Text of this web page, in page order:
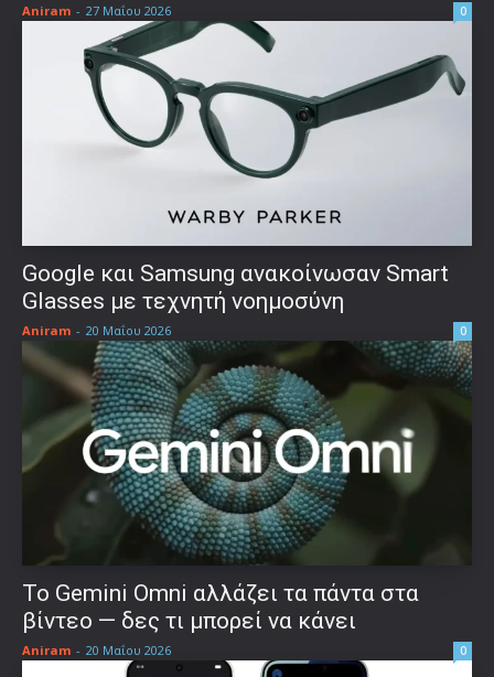
Aniram - 27 Μαΐου 2026 0
Google και Samsung ανακοίνωσαν Smart
Glasses με τεχνητή νοημοσύνη
Aniram - 20 Μαΐου 2026 0
Το Gemini Omni αλλάζει τα πάντα στα
βίντεο — δες τι μπορεί να κάνει
Aniram - 20 Μαΐου 2026 0